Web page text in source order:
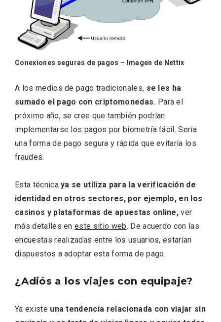
Conexiones seguras de pagos – Imagen de Nettix
A los medios de pago tradicionales, se les ha
sumado el pago con criptomonedas. Para el
próximo año, se cree que también podrían
implementarse los pagos por biometría fácil. Sería
una forma de pago segura y rápida que evitaría los
fraudes.
Esta técnicaya se utiliza para la verificación de
identidad en otros sectores, por ejemplo, en los
casinos y plataformas de apuestas online, ver
más detalles eneste sitio web. De acuerdo con las
encuestas realizadas entre los usuarios, estarían
dispuestos a adoptar esta forma de pago.
¿Adiós a los viajes con equipaje?
Ya existe una tendencia relacionada con viajar sin
Recorre los fiordos leoneses en Riaño
El Cronicón de Oña sale a la calle